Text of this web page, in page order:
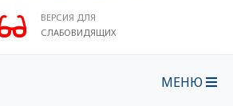
ВЕРСИЯ ДЛЯ
СЛАБОВИДЯЩИХ
МЕНЮ